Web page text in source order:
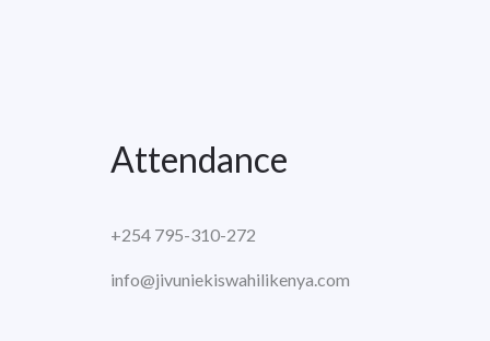
Attendance
+254 795-310-272
info@jivuniekiswahilikenya.com